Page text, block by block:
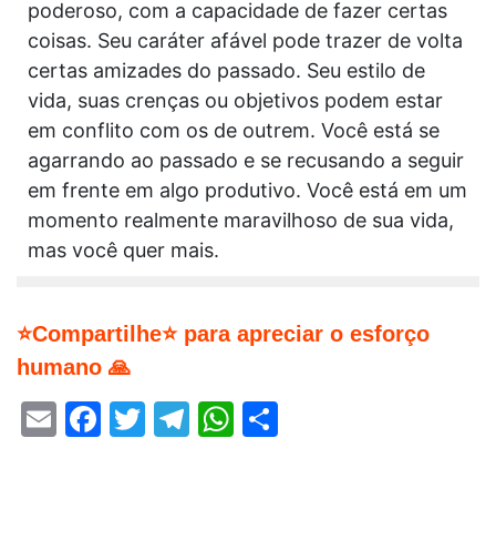
poderoso, com a capacidade de fazer certas
coisas. Seu caráter afável pode trazer de volta
certas amizades do passado. Seu estilo de
vida, suas crenças ou objetivos podem estar
em conflito com os de outrem. Você está se
agarrando ao passado e se recusando a seguir
em frente em algo produtivo. Você está em um
momento realmente maravilhoso de sua vida,
mas você quer mais.
⭐Compartilhe⭐ para apreciar o esforço
humano 🙏
EmailFacebook
Twitter
Telegram
WhatsApp